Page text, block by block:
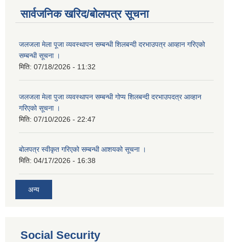
सार्वजनिक खरिद/बोलपत्र सूचना
जलजला मेला पूजा व्यवस्थापन सम्बन्धी शिलबन्दी दरभाउपत्र आव्हान गरिएको
सम्बन्धी सूचना ।
मिति: 07/18/2026 - 11:32
जलजला मेला पुजा व्यवस्थापन सम्बन्धी गोप्य शिलबन्दी दरभाउपदत्र आव्हान
गरिएको सूचना ।
मिति: 07/10/2026 - 22:47
बोलपत्र स्वीकृत गरिएको सम्बन्धी आशयको सूचना ।
मिति: 04/17/2026 - 16:38
अन्य
Social Security